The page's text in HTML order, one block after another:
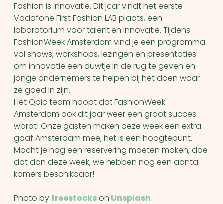
Fashion is innovatie. Dit jaar vindt het eerste
Vodafone First Fashion LAB plaats, een
laboratorium voor talent en innovatie. Tijdens
FashionWeek Amsterdam vind je een programma
vol shows, workshops, lezingen en presentaties
om innovatie een duwtje in de rug te geven en
jonge ondernemers te helpen bij het doen waar
ze goed in zijn.
Het Qbic team hoopt dat FashionWeek
Amsterdam ook dit jaar weer een groot succes
wordt! Onze gasten maken deze week een extra
gaaf Amsterdam mee, het is een hoogtepunt.
Mocht je nog een reservering moeten maken, doe
dat dan deze week, we hebben nog een aantal
kamers beschikbaar!
Photo by freestockson Unsplash